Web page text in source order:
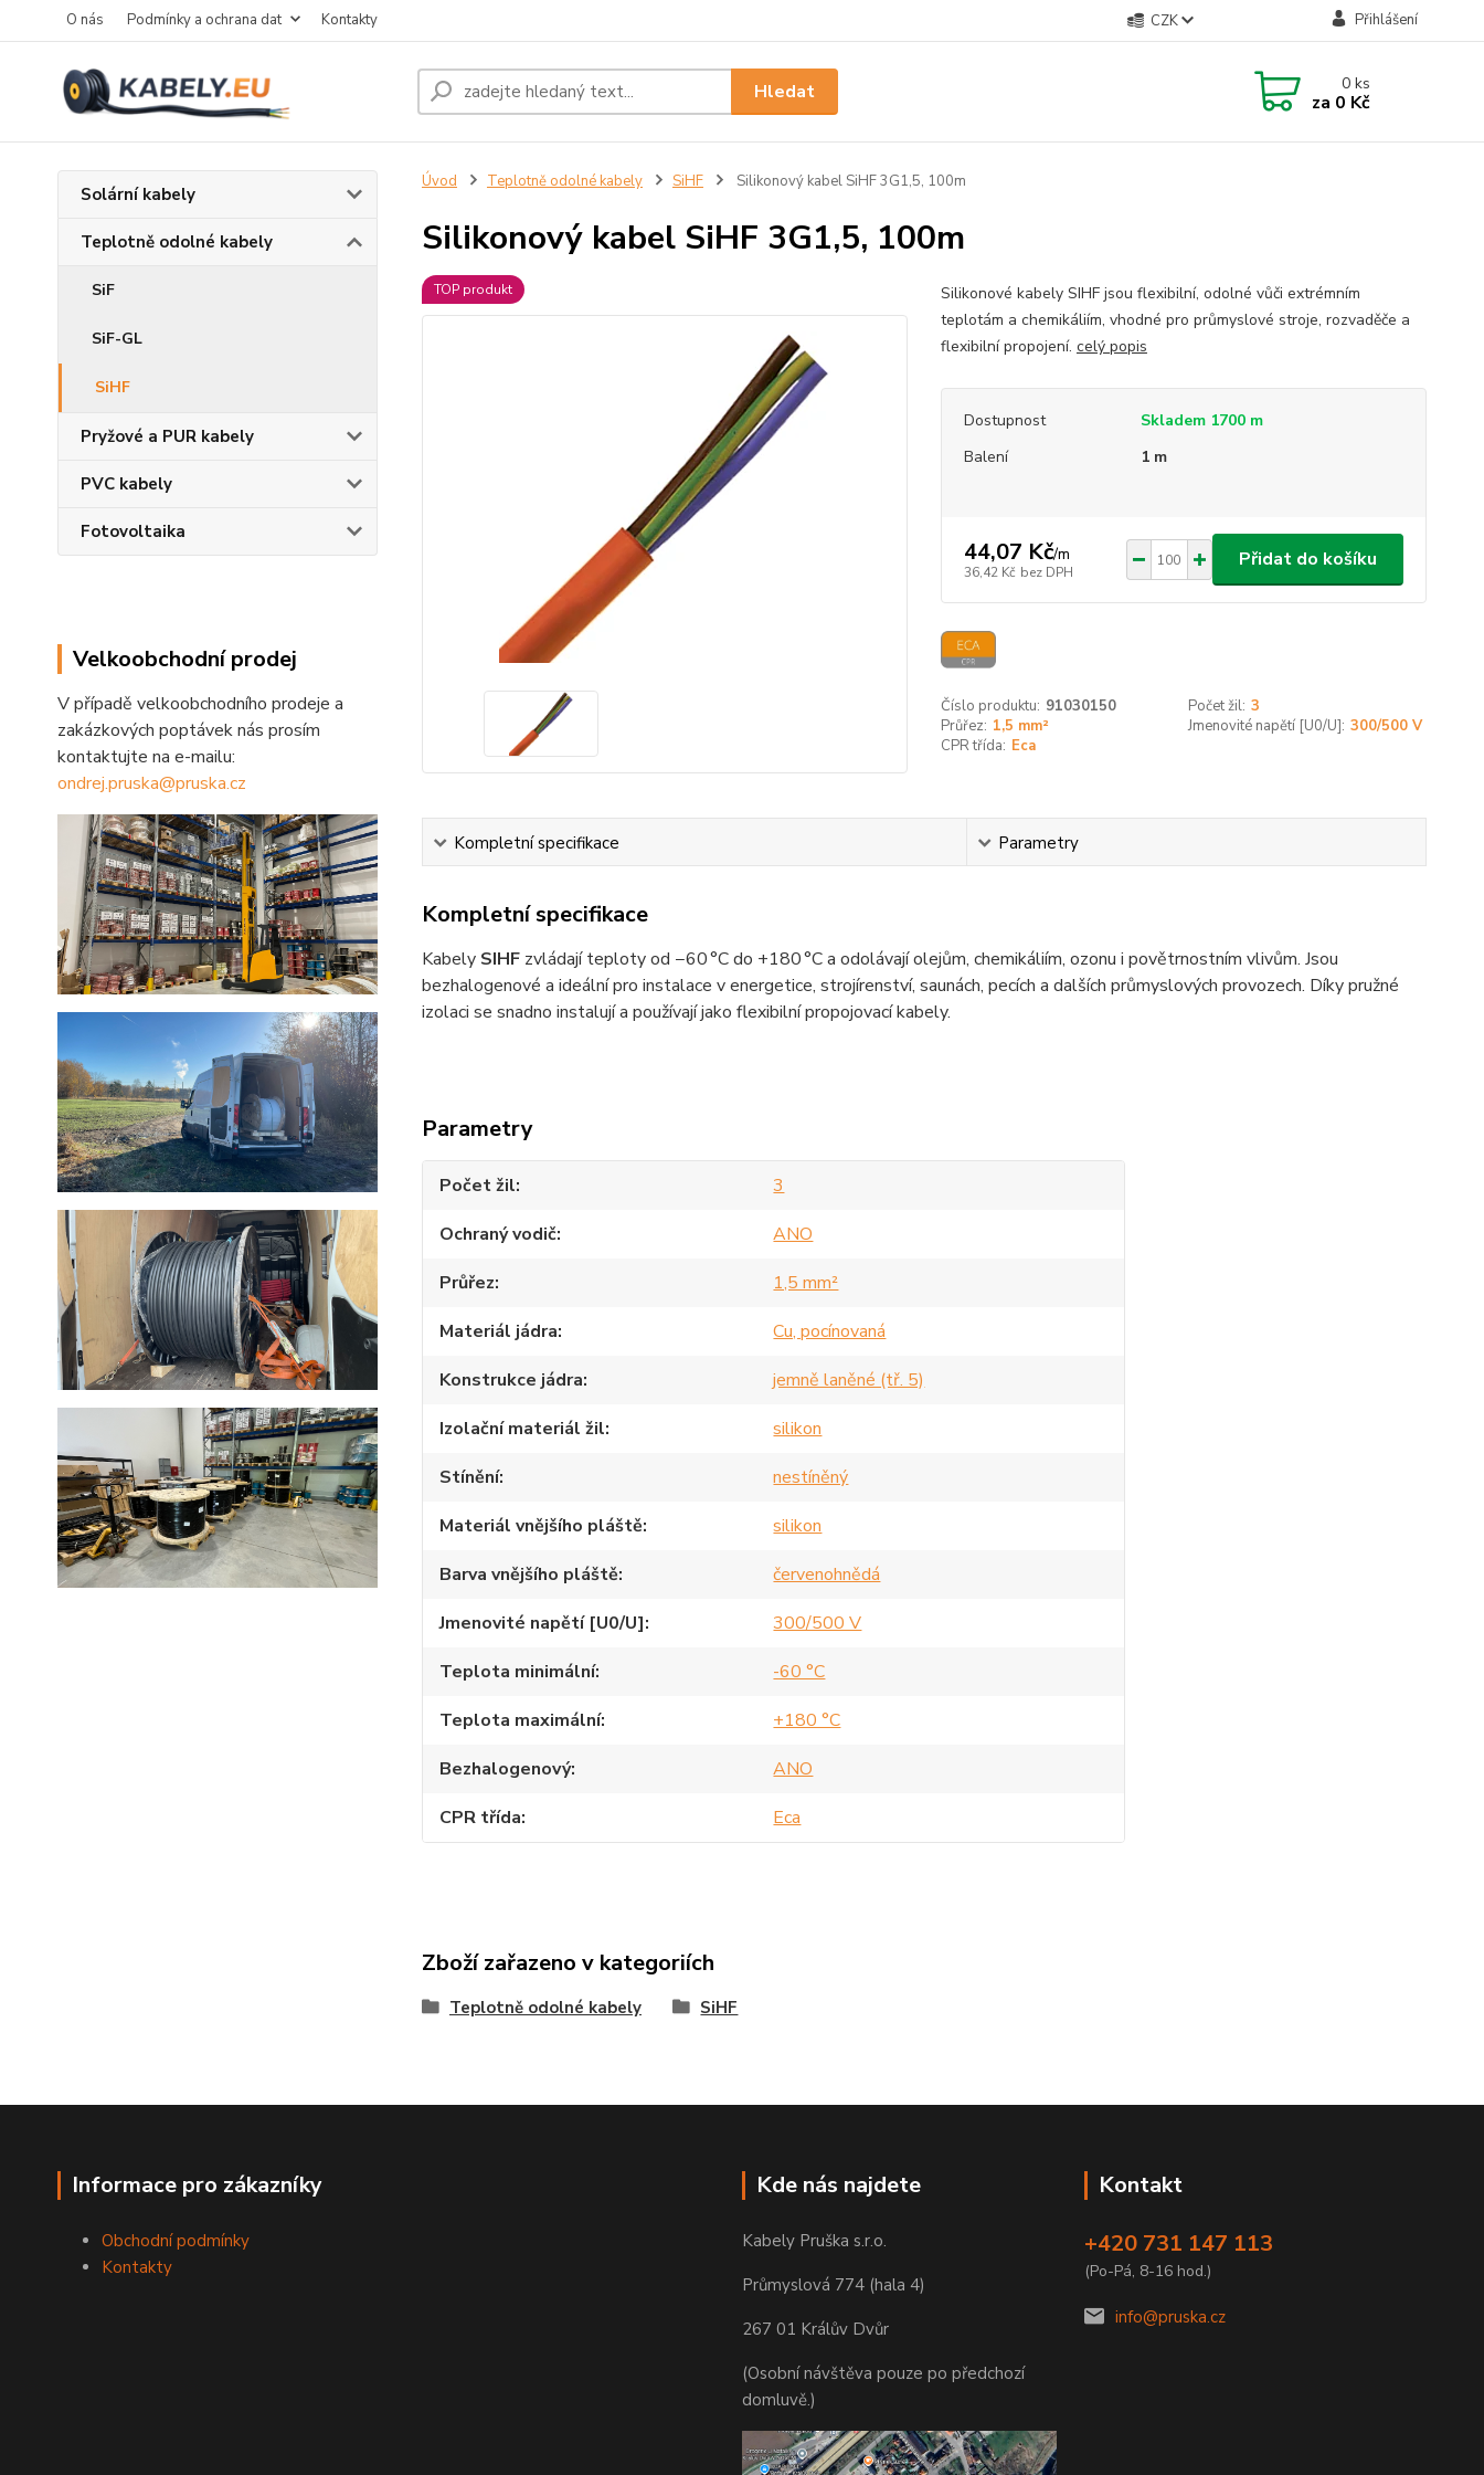
O nás Podmínky a ochrana dat Kontakty CZK Přihlášení
Hledat 0ks
za 0 Kč
Solární kabely
Teplotně odolné kabely
SiF
SiF-GL
SiHF
Pryžové a PUR kabely
PVC kabely
Fotovoltaika
Velkoobchodní prodej
V případě velkoobchodního prodeje a
zakázkových poptávek nás prosím
kontaktujte na e-mailu:
ondrej.pruska@pruska.cz
Úvod Teplotně odolné kabely SiHF Silikonový kabel SiHF 3G1,5, 100m
Silikonový kabel SiHF 3G1,5, 100m
TOP produkt
Silikonové kabely SIHF jsou flexibilní, odolné vůči extrémním
teplotám a chemikáliím, vhodné pro průmyslové stroje, rozvaděče a
flexibilní propojení. celý popis
Dostupnost
Skladem 1700 m
Balení
1 m
44,07 Kč/m
36,42 Kč bez DPH
Přidat do košíku
Číslo produktu: 91030150 Počet žil: 3
Průřez: 1,5 mm² Jmenovité napětí [U0/U]: 300/500 V
CPR třída: Eca
Kompletní specifikace Parametry
Kompletní specifikace
Kabely SIHFzvládají teploty od −60 °C do +180 °C a odolávají olejům, chemikáliím, ozonu i povětrnostním vlivům. Jsou
bezhalogenové a ideální pro instalace v energetice, strojírenství, saunách, pecích a dalších průmyslových provozech. Díky pružné
izolaci se snadno instalují a používají jako flexibilní propojovací kabely.
Parametry
Počet žil
3
Ochraný vodič
ANO
Průřez
1,5 mm²
Materiál jádra
Cu, pocínovaná
Konstrukce jádra
jemně laněné (tř. 5)
Izolační materiál žil
silikon
Stínění
nestíněný
Materiál vnějšího pláště
silikon
Barva vnějšího pláště
červenohnědá
Jmenovité napětí [U0/U]
300/500 V
Teplota minimální
-60 °C
Teplota maximální
+180 °C
Bezhalogenový
ANO
CPR třída
Eca
Zboží zařazeno v kategoriích
Teplotně odolné kabely SiHF
Informace pro zákazníky
Obchodní podmínky
Kontakty
Kde nás najdete
Kabely Pruška s.r.o.
Průmyslová 774 (hala 4)
267 01 Králův Dvůr
(Osobní návštěva pouze po předchozí
domluvě.)
Kontakt
+420 731 147 113
(Po-Pá, 8-16 hod.)
info@pruska.cz